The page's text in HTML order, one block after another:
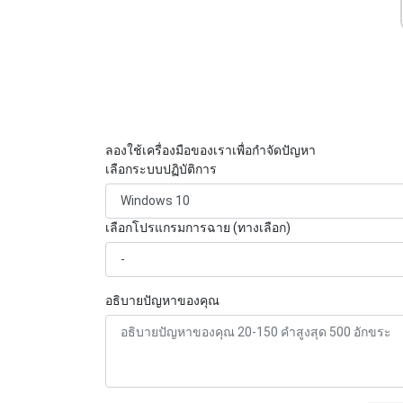
ลองใช้เครื่องมือของเราเพื่อกำจัดปัญหา
เลือกระบบปฏิบัติการ
เลือกโปรแกรมการฉาย (ทางเลือก)
อธิบายปัญหาของคุณ